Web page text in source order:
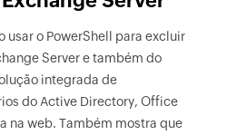
usar o PowerShell para excluir
Server e também do
integrada de
do Active Directory, Office
na web. Também mostra que